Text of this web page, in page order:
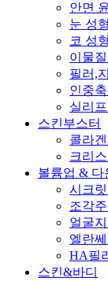
안면
눈 성
코 성
이물
필러,
인중
실리
스킨부스터
콜라
크리
볼륨업 & 다
시크
조각
얼굴
엘란
HA필
스킨&바디